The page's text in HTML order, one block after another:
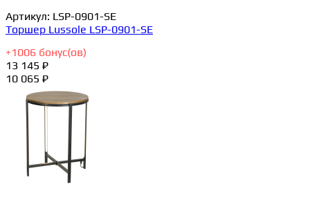
Артикул: LSP-0901-SE
Торшер Lussole LSP-0901-SE
+1006 бонус(ов)
13 145 ₽
10 065 ₽